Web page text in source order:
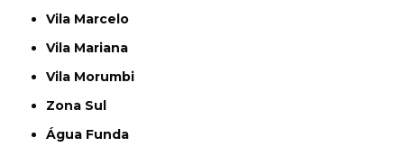
Vila Marcelo
Vila Mariana
Vila Morumbi
Zona Sul
Água Funda